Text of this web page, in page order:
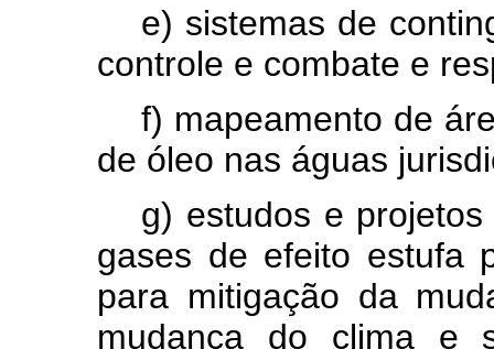
e) sistemas de
controle e combate e
f) mapeamento de
de óleo nas águas
g) estudos e
gases de efeito estufa
para mitigação da
mudança do clima e